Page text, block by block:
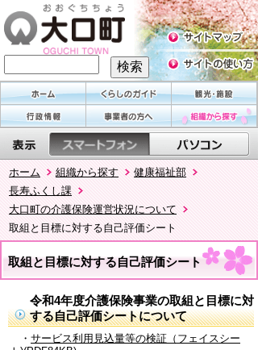
ホーム 組織から探す
健康福祉部
長寿ふくし課
大口町の介護保険運営状況について
取組と目標に対する自己評価シート
取組と目標に対する自己評価シート
令和4年度介護保険事業の取組と目標に対
する自己評価シートについて
・ サービス利用見込量等の検証（フェイスシー